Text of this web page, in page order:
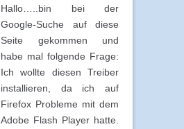
Hallo…..bin bei der
Google-Suche auf diese
Seite gekommen und
habe mal folgende Frage:
Ich wollte diesen Treiber
installieren, da ich auf
Firefox Probleme mit dem
Adobe Flash Player hatte.